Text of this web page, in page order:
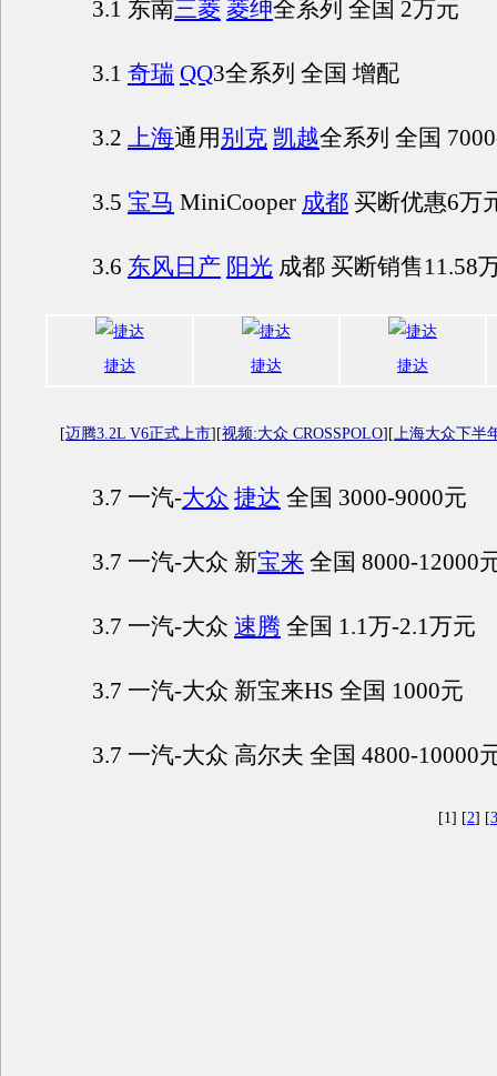
3.1 东南三菱 菱绅全系列 全国 2万元
3.1 奇瑞 QQ3全系列 全国 增配
3.2 上海通用别克 凯越全系列 全国
3.5 宝马 MiniCooper 成都 买断优惠6万
3.6 东风日产 阳光 成都 买断销售11.58
捷达 捷达 捷达
[迈腾3.2L V6正式上市][视频:大众 CROSSPOLO][上海大众下半
3.7 一汽-大众 捷达 全国 3000-9000元
3.7 一汽-大众 新宝来 全国 8000-12000
3.7 一汽-大众 速腾 全国 1.1万-2.1万元
3.7 一汽-大众 新宝来HS 全国 1000元
3.7 一汽-大众 高尔夫 全国 4800-10000
[1] [2] [3